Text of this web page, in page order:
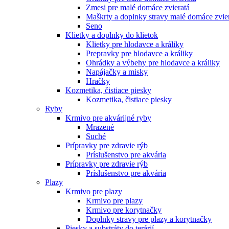
Zmesi pre malé domáce zvieratá
Maškrty a doplnky stravy malé domáce
Seno
Klietky a doplnky do klietok
Klietky pre hlodavce a králiky
Prepravky pre hlodavce a králiky
Ohrádky a výbehy pre hlodavce a králiky
Napájačky a misky
Hračky
Kozmetika, čistiace piesky
Kozmetika, čistiace piesky
Ryby
Krmivo pre akvárijné ryby
Mrazené
Suché
Prípravky pre zdravie rýb
Príslušenstvo pre akvária
Prípravky pre zdravie rýb
Príslušenstvo pre akvária
Plazy
Krmivo pre plazy
Krmivo pre plazy
Krmivo pre korytnačky
Doplnky stravy pre plazy a korytnačky